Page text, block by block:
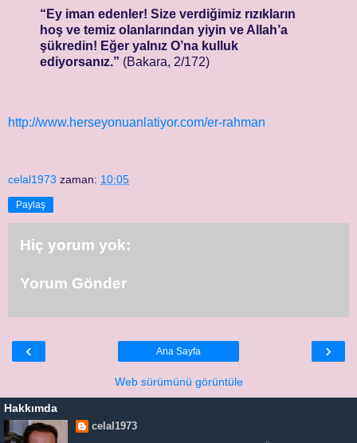
“Ey iman edenler! Size verdiğimiz rızıkların
hoş ve temiz olanlarından yiyin ve Allah’a
şükredin! Eğer yalnız O’na kulluk
ediyorsanız.” (Bakara, 2/172)
http://www.herseyonuanlatiyor.com/er-rahman
celal1973 zaman: 10:05
Paylaş
Hiç yorum yok:
Yorum Gönder
‹ ›
Ana Sayfa
Web sürümünü görüntüle
Hakkımda
celal1973